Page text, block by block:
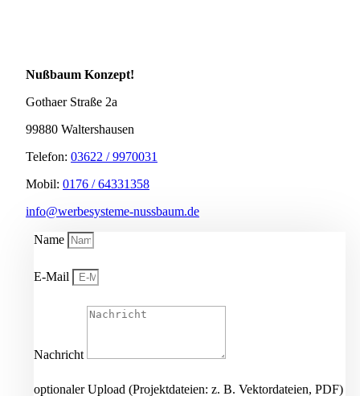
Nußbaum Konzept!
Gothaer Straße 2a
99880 Waltershausen
Telefon: 03622 / 9970031
Mobil: 0176 / 64331358
info@werbesysteme-nussbaum.de
Name
E-Mail
Nachricht
optionaler Upload (Projektdateien: z. B. Vektordateien, PDF)